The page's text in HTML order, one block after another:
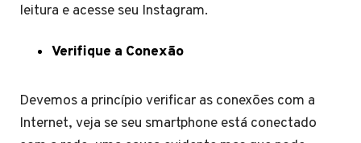
leitura e acesse seu Instagram.
Verifique a Conexão
Devemos a princípio verificar as conexões com a
Internet, veja se seu smartphone está conectado